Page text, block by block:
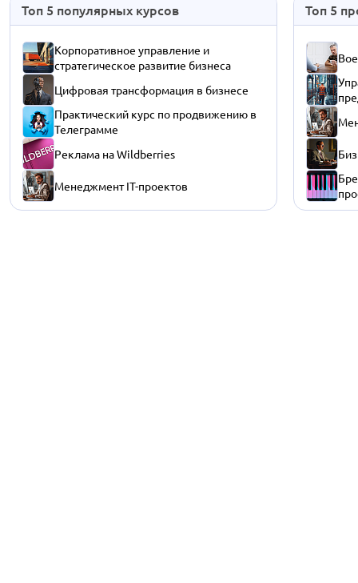
Топ 5 популярных курсов
Корпоративное управление и
стратегическое развитие бизнеса
Цифровая трансформация в бизнесе
Практический курс по продвижению в
Телеграмме
Реклама на Wildberries
Менеджмент IT-проектов
Топ 5